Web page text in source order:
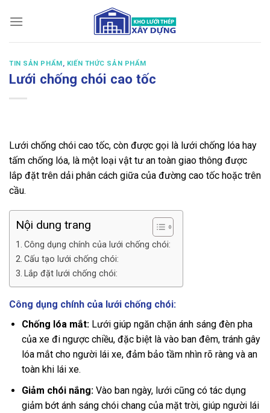
qua
TIN SẢN PHẨM, KIẾN THỨC SẢN PHẨM
Lưới chống chói cao tốc
Lưới chống chói cao tốc, còn được gọi là lưới chống lóa hay
tấm chống lóa, là một loại vật tư an toàn giao thông được
lắp đặt trên dải phân cách giữa của đường cao tốc hoặc trên
cầu.
Nội dung trang
Công dụng chính của lưới chống chói:
Cấu tạo lưới chống chói:
Lắp đặt lưới chống chói:
Công dụng chính của lưới chống chói:
Chống lóa mắt:Lưới giúp ngăn chặn ánh sáng đèn pha
của xe đi ngược chiều, đặc biệt là vào ban đêm, tránh gây
lóa mắt cho người lái xe, đảm bảo tầm nhìn rõ ràng và an
toàn khi lái xe.
Giảm chói nắng:Vào ban ngày, lưới cũng có tác dụng
giảm bớt ánh sáng chói chang của mặt trời, giúp người lái